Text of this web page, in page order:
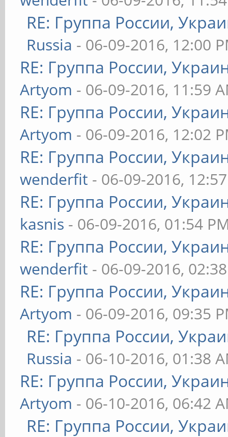
RE: Группа России,
Russia - 06-09-2016, 12:00
RE: Группа России,
Artyom - 06-09-2016, 11:59
RE: Группа России,
Artyom - 06-09-2016, 12:02
RE: Группа России,
wenderfit - 06-09-2016,
RE: Группа России,
kasnis - 06-09-2016, 01:54
RE: Группа России,
wenderfit - 06-09-2016,
RE: Группа России,
Artyom - 06-09-2016, 09:35
RE: Группа России,
Russia - 06-10-2016, 01:38
RE: Группа России,
Artyom - 06-10-2016, 06:42
RE: Группа России,